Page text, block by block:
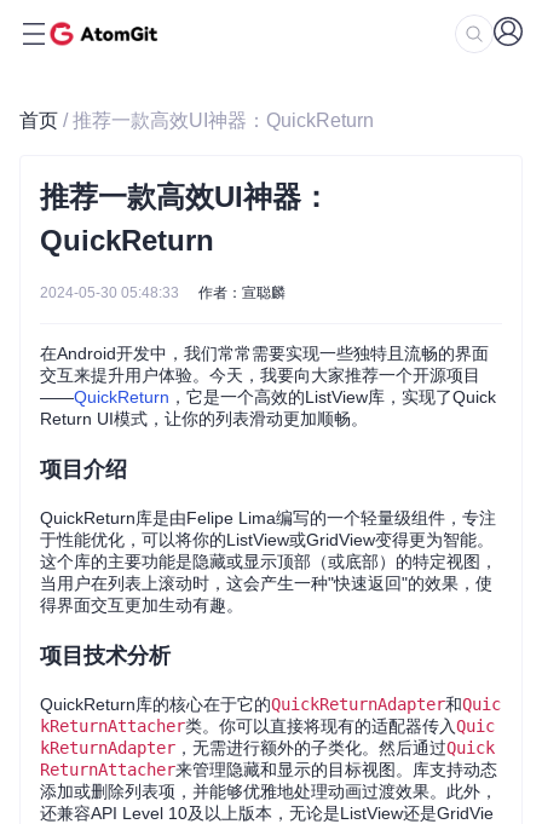
首页 / 推荐一款高效UI神器：QuickReturn
推荐一款高效UI神器：
QuickReturn
2024-05-30 05:48:33 作者：宣聪麟
在Android开发中，我们常常需要实现一些独特且流畅的界面
交互来提升用户体验。今天，我要向大家推荐一个开源项目
——QuickReturn ，它是一个高效的ListView库，实现了Quick
Return UI模式，让你的列表滑动更加顺畅。
项目介绍
QuickReturn库是由Felipe Lima编写的一个轻量级组件，专注
于性能优化，可以将你的ListView或GridView变得更为智能。
这个库的主要功能是隐藏或显示顶部（或底部）的特定视图，
当用户在列表上滚动时，这会产生一种"快速返回"的效果，使
得界面交互更加生动有趣。
项目技术分析
QuickReturn库的核心在于它的QuickReturnAdapter和Quic
kReturnAttacher类。你可以直接将现有的适配器传入Quic
kReturnAdapter ，无需进行额外的子类化。然后通过Quick
ReturnAttacher来管理隐藏和显示的目标视图。库支持动态
添加或删除列表项，并能够优雅地处理动画过渡效果。此外，
还兼容API Level 10及以上版本，无论是ListView还是GridVie